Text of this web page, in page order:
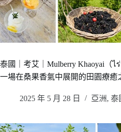
泰國｜考艾｜Mulberry Khaoyai（ไ
一場在桑果香氣中展開的田園療癒
2025 年 5 月 28 日 亞洲, 泰